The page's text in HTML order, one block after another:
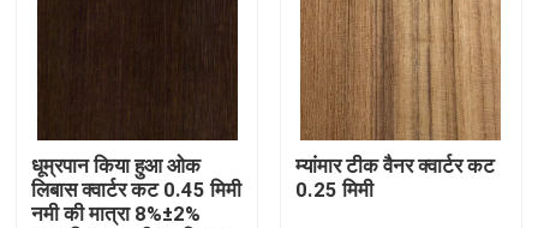
हमारे बारे में
धूम्रपान किया हुआ ओक
लिबास क्वार्टर कट 0.45 मिमी
नमी की मात्रा 8%±2%
म्यांमार टीक वैनर क्वार्टर कट
0.25 मिमी